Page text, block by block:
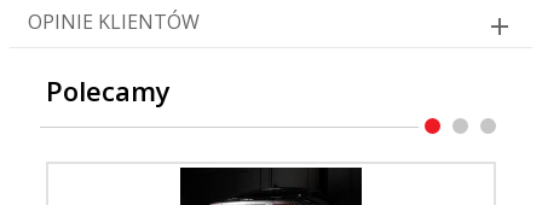
OPINIE KLIENTÓW
Polecamy